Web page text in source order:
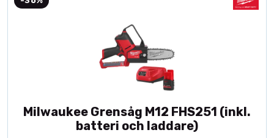
Milwaukee Grensåg M12 FHS251 (inkl.
batteri och laddare)